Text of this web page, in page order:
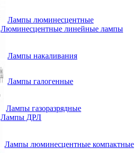
Лампы люминесцентные
Люминесцентные линейные лампы
Лампы накаливания
Лампы галогенные
Лампы газоразрядные
Лампы ДРЛ
Лампы люминесцентные компактные